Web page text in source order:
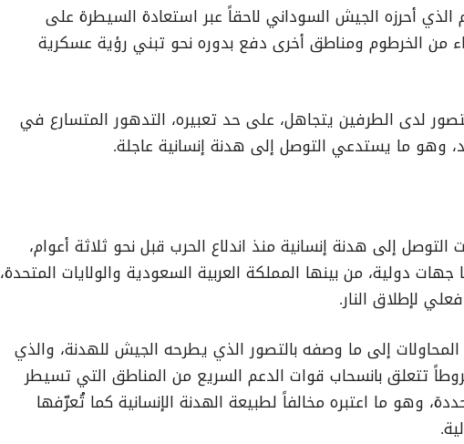
الذي أحرزه الجيش السوداني لاحقاً عبر استعادة السيطرة على
من الخرطوم ومناطق أخرى دفع بدوره نحو تبني رؤية عسكرية
لدى الطرفين يتجاهل، على حد تعبيره، التدهور المتسارع في
وهو ما يستدعي التوصل إلى هدنة إنسانية عاجلة.
إلى هدنة إنسانية منذ اندلاع الحرب قبل نحو ثلاثة أعوام،
دولية، من بينها المملكة العربية السعودية والولايات المتحدة،
لإطلاق النار.
إلى ما وصفه بالتصور الذي يطرحه الجيش للهدنة، والذي
تتعلق بانسحاب قوات الدعم السريع من المناطق التي تسيطر
وهو ما اعتبره مخالفاً لطبيعة الهدنة الإنسانية كما تُعرّفها